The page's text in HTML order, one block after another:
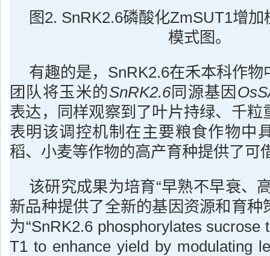
图2. SnRK2.6磷酸化ZmSUT1增
模式图。
有趣的是，SnRK2.6在禾本科作
团队将玉米的SnRK2.6同源基因
表达，同样观察到了叶片持绿、千粒
表明该调控机制在主要粮食作物中
稻、小麦等作物的高产育种提供了可
该研究成果为培育“早熟不早衰、
新品种提供了全新的基因资源和育种
为“SnRK2.6 phosphorylates sucrose
T1 to enhance yield by modulating